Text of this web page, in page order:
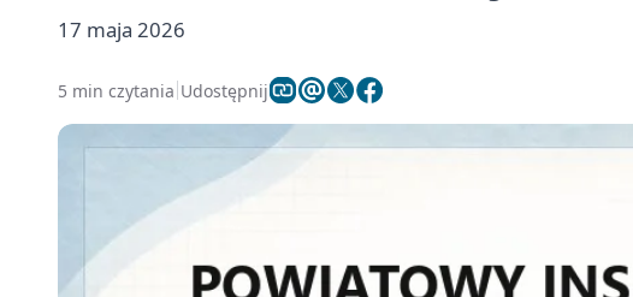
17 maja 2026
5 min czytania Udostępnij